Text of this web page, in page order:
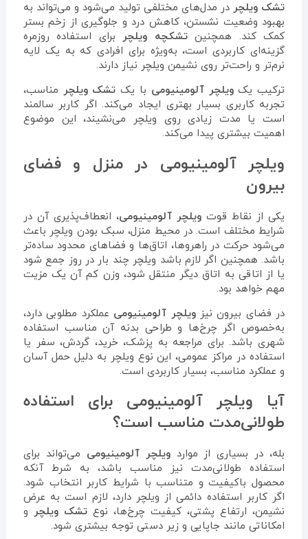
تشک ویلچر در مدل‌های مختلفی تولید می‌شود و می‌تواند به
بهبود وضعیت نشستن، کاهش درد و جلوگیری از زخم بستر
کمک کند. همچنینتشکچه ویلچر برای استفاده روزمره
گزینه‌ای کاربردی است، به‌ویژه برای افرادی که به یک لایه
نرم‌تر و راحت‌تر روی نشیمن ویلچر نیاز دارند.
ترکیب یکویلچر آلومینیومی با یک تشک ویلچر مناسب،
تجربه کاربری بسیار بهتری ایجاد می‌کند. اگر کاربر سالمند
است یا مدت زیادی روی ویلچر می‌نشیند، این موضوع
اهمیت بیشتری پیدا می‌کند.
ویلچر آلومینیومی در منزل و فضای
بیرون
یکی از نقاط قوت ویلچر آلومینیومی، انعطاف‌پذیری آن در
شرایط مختلف است. در محیط منزل، سبک بودن ویلچر باعث
می‌شود حرکت در راهروها، اتاق‌ها و فضاهای محدود ساده‌تر
باشد. همچنین اگر لازم باشد ویلچر چند بار در روز جمع شود
یا از اتاقی به اتاق دیگر منتقل شود، وزن کم آن یک مزیت
مهم خواهد بود.
در فضای بیرون نیزویلچر آلومینیومی عملکرد مطلوبی دارد،
به‌خصوص اگر چرخ‌ها و طراحی بدنه آن مناسب استفاده
شهری باشد. برای مراجعه به پزشک، خرید، گردش، سفر یا
استفاده در مراکز عمومی، این نوع ویلچر به دلیل حمل آسان
و عملکرد مناسب، بسیار کاربردی است.
آیا ویلچر آلومینیومی برای استفاده
طولانی‌مدت مناسب است؟
بله، در بسیاری از مواردویلچر آلومینیومی می‌تواند برای
استفاده طولانی‌مدت نیز مناسب باشد، به شرط آنکه
محصول باکیفیت و متناسب با شرایط کاربر انتخاب شود.
اگر کاربر استفاده دائمی از ویلچر دارد، لازم است به عرض
نشیمن، ارتفاع پشتی، کیفیت چرخ‌ها، نوع تشک ویلچر و
امکاناتی مانند جاپایی و زیر دستی توجه بیشتری شود.